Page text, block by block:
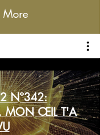
More
N°342:
MON ŒIL T'A